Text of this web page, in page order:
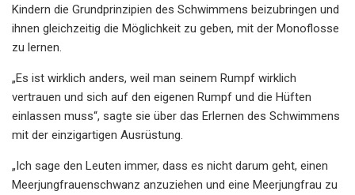
Kindern die Grundprinzipien des Schwimmens beizubringen und
ihnen gleichzeitig die Möglichkeit zu geben, mit der Monoflosse
zu lernen.
„Es ist wirklich anders, weil man seinem Rumpf wirklich
vertrauen und sich auf den eigenen Rumpf und die Hüften
einlassen muss“, sagte sie über das Erlernen des Schwimmens
mit der einzigartigen Ausrüstung.
„Ich sage den Leuten immer, dass es nicht darum geht, einen
Meerjungfrauenschwanz anzuziehen und eine Meerjungfrau zu